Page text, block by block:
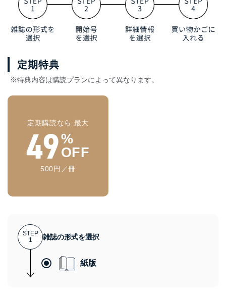
定期特典
※特典内容は購読プランによって異なります。
定期購読なら 最大
49%
OFF
500円／冊
STEP
1
雑誌の形式を選択
紙版